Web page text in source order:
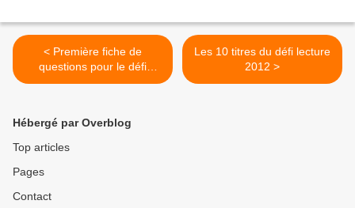
< Première fiche de
questions pour le défi
lecture
Les 10 titres du défi lecture
2012 >
Hébergé par Overblog
Top articles
Pages
Contact